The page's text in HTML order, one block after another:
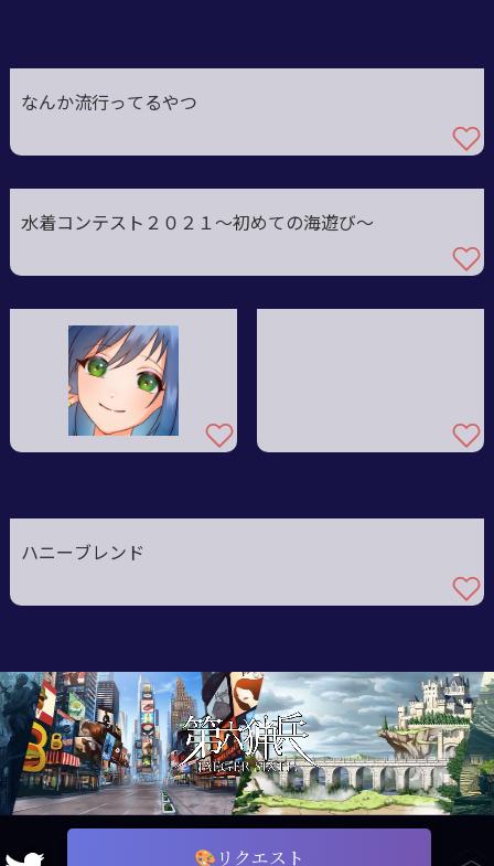
なんか流行ってるやつ
水着コンテスト２０２１～初めての海遊び～
ハニーブレンド
🎨リクエスト